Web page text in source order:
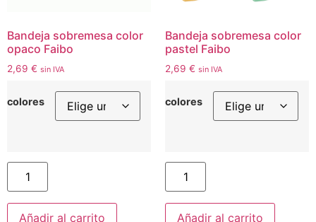
Bandeja sobremesa color
opaco Faibo
2,69 € sin IVA
colores
Añadir al carrito
Bandeja sobremesa color
pastel Faibo
2,69 € sin IVA
colores
Añadir al carrito